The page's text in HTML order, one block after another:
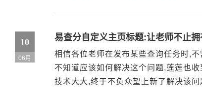
10
06月
易查分自定义主页标题:让老师不止
相信各位老师在发布某些查询任务时,
不知道应该如何解决这个问题,莲莲也
技术大大,终于不负众望上新了解决该